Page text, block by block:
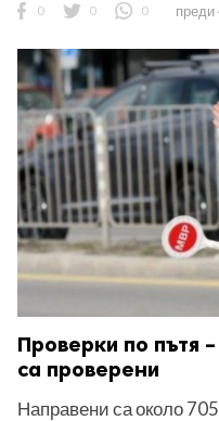
0 0 0 преди
Проверки по пътя
са проверени
Направени са около